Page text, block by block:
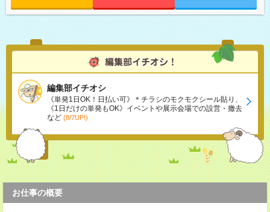
編集部イチオシ
《単発1日OK！日払い可》＊チラシのモクモクシール貼り、
《1日だけの単発もOK》イベントや展示会場での設営・撤去
など (8/7UP!)
お仕事の概要